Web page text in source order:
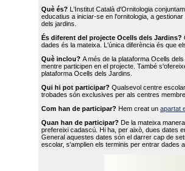
Què és? L'Institut Català d'Ornitologia
educatius a iniciar-se en l'ornitologia, a
dels jardins.
És diferent del projecte Ocells dels Jardins?
dades és la mateixa. L'única diferència és que
Què inclou? A més de la plataforma Ocells
mentre participen en el projecte. També
plataforma Ocells dels Jardins.
Qui hi pot participar? Qualsevol centre
trobades són exclusives per als centres
Com han de participar? Hem creat un apartat
Quan han de participar? De la mateixa
prefereixi cadascú. Hi ha, per això, dues dates
General aquestes dates són el darrer cap de
escolar, s'amplien els terminis per entrar dades